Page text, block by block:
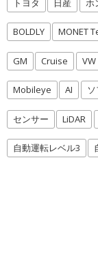
BOLDLY MONET
GM Cruise VW
Mobileye AI
センサー LiDAR
自動運転レベル3